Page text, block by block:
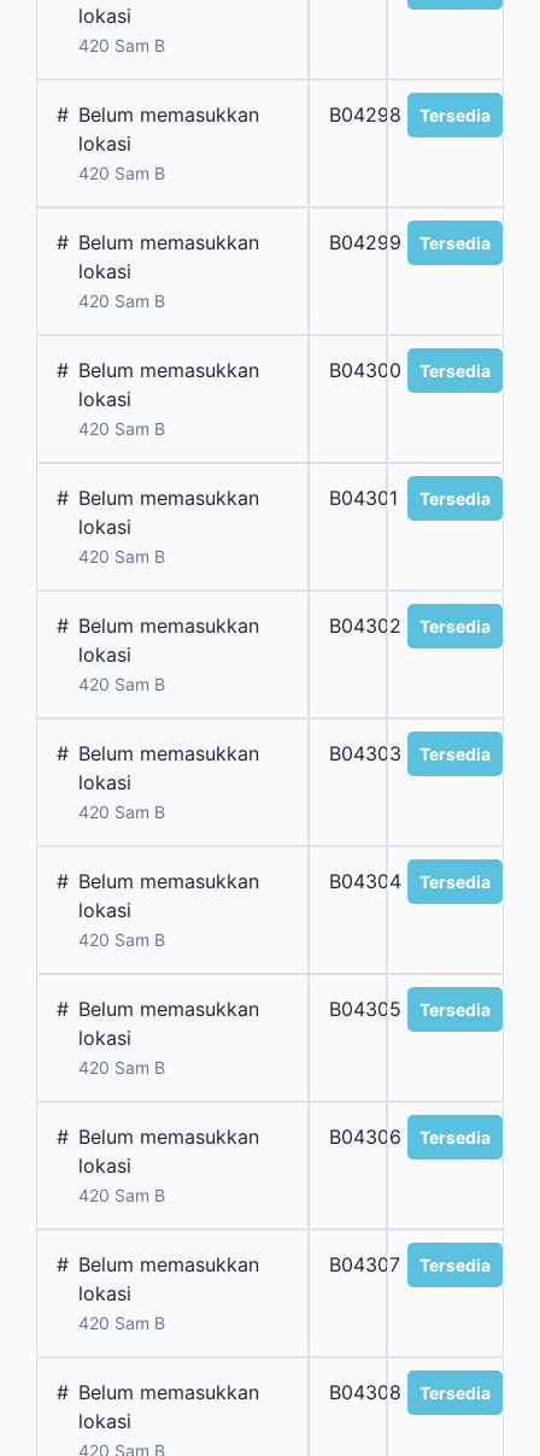
lokasi
420 Sam B
# Belum memasukkan
lokasi
420 Sam B
B04298 Tersedia
# Belum memasukkan
lokasi
420 Sam B
B04299 Tersedia
# Belum memasukkan
lokasi
420 Sam B
B04300 Tersedia
# Belum memasukkan
lokasi
420 Sam B
B04301 Tersedia
# Belum memasukkan
lokasi
420 Sam B
B04302 Tersedia
# Belum memasukkan
lokasi
420 Sam B
B04303 Tersedia
# Belum memasukkan
lokasi
420 Sam B
B04304 Tersedia
# Belum memasukkan
lokasi
420 Sam B
B04305 Tersedia
# Belum memasukkan
lokasi
420 Sam B
B04306 Tersedia
# Belum memasukkan
lokasi
420 Sam B
B04307 Tersedia
# Belum memasukkan
lokasi
420 Sam B
B04308 Tersedia